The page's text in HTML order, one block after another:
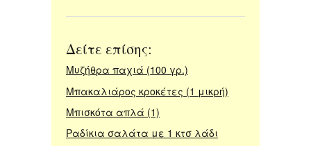
Δείτε επίσης:
Μυζήθρα παχιά (100 γρ.)
Μπακαλιάρος κροκέτες (1 μικρή)
Μπισκότα απλά (1)
Ραδίκια σαλάτα με 1 κτσ λάδι